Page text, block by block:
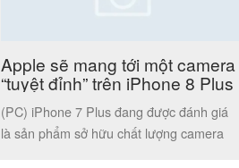
Apple sẽ mang tới một camera
“tuyệt đỉnh” trên iPhone 8 Plus
(PC) iPhone 7 Plus đang được đánh giá
là sản phẩm sở hữu chất lượng camera